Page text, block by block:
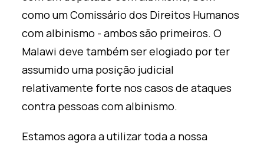
como um Comissário dos Direitos Humanos
com albinismo - ambos são primeiros. O
Malawi deve também ser elogiado por ter
assumido uma posição judicial
relativamente forte nos casos de ataques
contra pessoas com albinismo.
Estamos agora a utilizar toda a nossa